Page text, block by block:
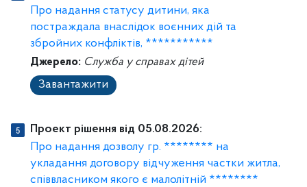
Про надання статусу дитини, яка
постраждала внаслідок воєнних дій та
збройних конфліктів, ***********
Джерело: Служба у справах дітей
Завантажити
Проект рішення від 05.08.2026:
Про надання дозволу гр. ******** на
укладання договору відчуження частки житла,
співвласником якого є малолітній ********